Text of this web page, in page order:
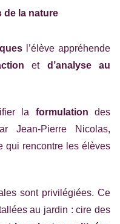
de la nature
l’élève appréhende
et d’analyse au
la formulation des
Jean-Pierre Nicolas,
qui rencontre les élèves
sont privilégiées. Ce
au jardin : cire des